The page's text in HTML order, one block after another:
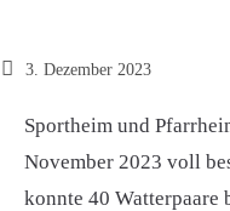
3. Dezember 2023
Sportheim und
November 2023 voll
konnte 40 Watterpaare